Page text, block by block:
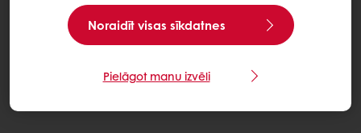
Noraidīt visas sīkdatnes
Pielāgot manu izvēli